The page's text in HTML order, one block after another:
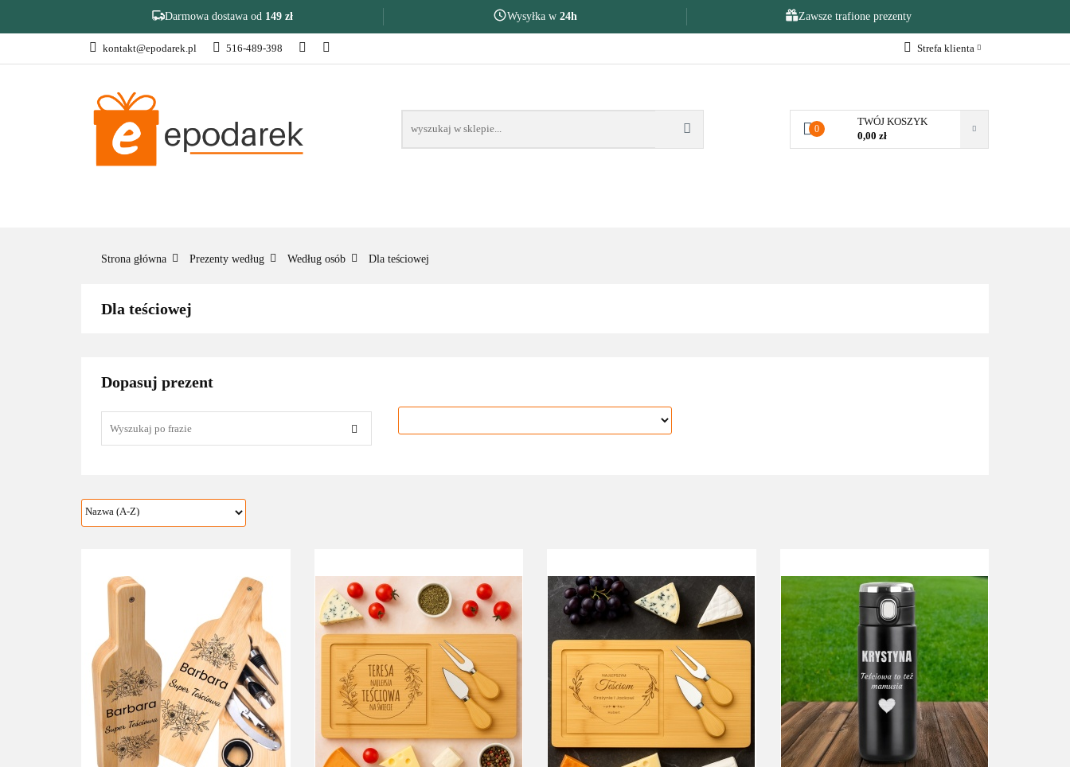
Darmowa dostawa od 149 zł Wysyłka w 24h Zawsze trafione prezenty
kontakt@epodarek.pl 516-489-398 Strefa klienta
Zarejestruj się
Dodaj zgłoszenie
0
TWÓJ KOSZYK
0,00 zł
DZIEŃ OJCA
Strona główna Prezenty według Według osób Dla teściowej
Dla teściowej
Dopasuj prezent